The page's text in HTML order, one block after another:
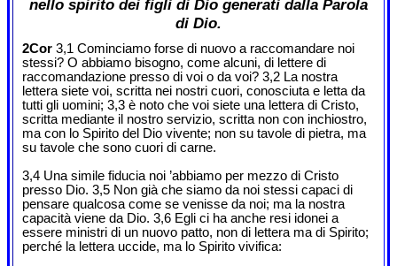
nello spirito dei figli di Dio generati dalla Parola
di Dio.
2Cor 3,1 Cominciamo forse di nuovo a raccomandare noi
stessi? O abbiamo bisogno, come alcuni, di lettere di
raccomandazione presso di voi o da voi? 3,2 La nostra
lettera siete voi, scritta nei nostri cuori, conosciuta e letta da
tutti gli uomini; 3,3 è noto che voi siete una lettera di Cristo,
scritta mediante il nostro servizio, scritta non con inchiostro,
ma con lo Spirito del Dio vivente; non su tavole di pietra, ma
su tavole che sono cuori di carne.
3,4 Una simile fiducia noi ’abbiamo per mezzo di Cristo
presso Dio. 3,5 Non già che siamo da noi stessi capaci di
pensare qualcosa come se venisse da noi; ma la nostra
capacità viene da Dio. 3,6 Egli ci ha anche resi idonei a
essere ministri di un nuovo patto, non di lettera ma di Spirito;
perché la lettera uccide, ma lo Spirito vivifica: